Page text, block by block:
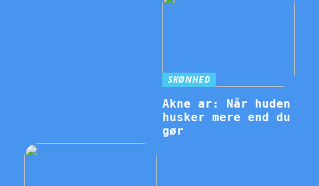
SKØNHED
Akne ar: Når huden
husker mere end du
gør